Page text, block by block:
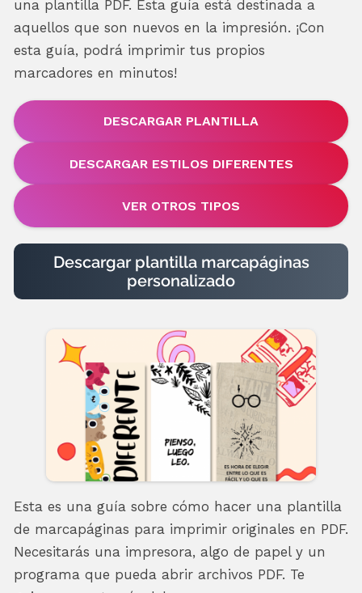
una plantilla PDF. Esta guía está destinada a
aquellos que son nuevos en la impresión. ¡Con
esta guía, podrá imprimir tus propios
marcadores en minutos!
DESCARGAR PLANTILLA
DESCARGAR ESTILOS DIFERENTES
VER OTROS TIPOS
Descargar plantilla marcapáginas
personalizado
Esta es una guía sobre cómo hacer una plantilla
de marcapáginas para imprimir originales en PDF.
Necesitarás una impresora, algo de papel y un
programa que pueda abrir archivos PDF. Te